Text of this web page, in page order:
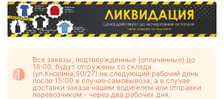
Все заказы, подтвержденные (оплаченные) до
16:00, будут отгружены со склада
(ул.Кнорина,50/27) на следующий рабочий день
после 15:00 в случае самовывоза, а в случае
доставки заказа нашим водителем или отправки
перевозчиком - через два рабочих дня.